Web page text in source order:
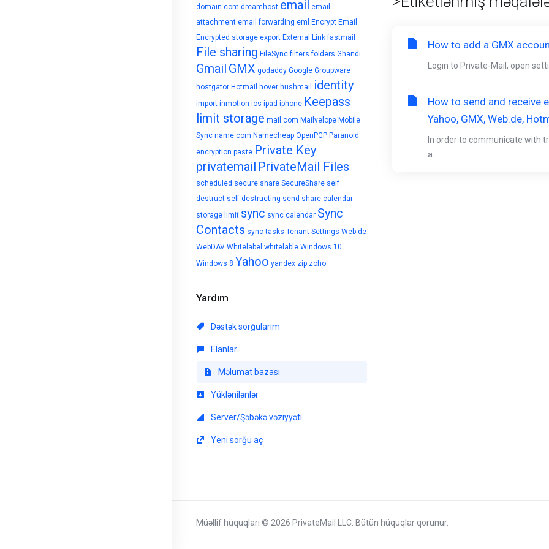
domain.com dreamhost email
email
attachment email forwarding eml
Encrypt Email
Encrypted storage export External Link fastmail
File sharing FileSync filters folders Ghandi
Gmail GMX godaddy Google Groupware
hostgator Hotmail hover hushmail identity
import inmotion ios ipad iphone Keepass
limit storage mail.com Mailvelope Mobile
Sync name.com Namecheap OpenPGP Paranoid
encryption paste Private Key
privatemail PrivateMail Files
scheduled secure share SecureShare self
destruct self destructing send share calendar
storage limit sync sync calendar Sync
Contacts sync tasks Tenant Settings Web.de
WebDAV Whitelabel whitelable Windows 10
Windows 8 Yahoo yandex zip zoho
Yardım
Dəstək sorğularım
Elanlar
Məlumat bazası
Yüklənilənlər
Server/Şəbəkə vəziyyəti
Yeni sorğu aç
How to add a GMX
Login to Private-Mail, open
How to send and receive
Yahoo, GMX, Web.de,
In order to communicate with
a...
Müəllif hüquqları © 2026 PrivateMail LLC. Bütün hüquqlar qorunur.